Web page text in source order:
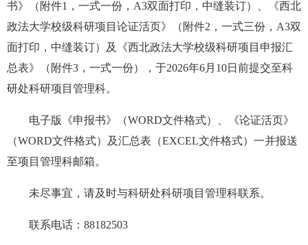
书》（附件1，一式一份，A3双面打印，中缝装订）、《西北
政法大学校级科研项目论证活页》（附件2，一式三份，A3双
面打印，中缝装订）及《西北政法大学校级科研项目申报汇
总表》（附件3，一式一份），于2026年6月10日前提交至科
研处科研项目管理科。
电子版《申报书》（WORD文件格式）、《论证活页》
（WORD文件格式）及汇总表（EXCEL文件格式）一并报送
至项目管理科邮箱。
未尽事宜，请及时与科研处科研项目管理科联系。
联系电话：88182503